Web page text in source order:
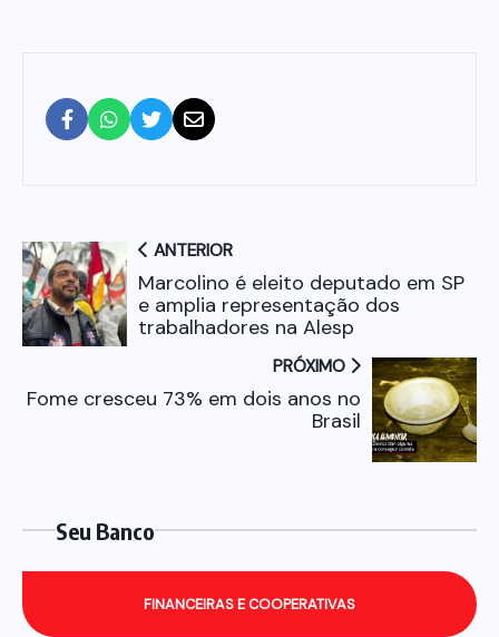
ANTERIOR
Marcolino é eleito deputado em SP
e amplia representação dos
trabalhadores na Alesp
PRÓXIMO
Fome cresceu 73% em dois anos no
Brasil
Seu Banco
FINANCEIRAS E COOPERATIVAS